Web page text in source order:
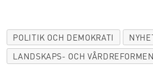
POLITIK OCH DEMOKRATI
LANDSKAPS- OCH VÅRDREFORMEN